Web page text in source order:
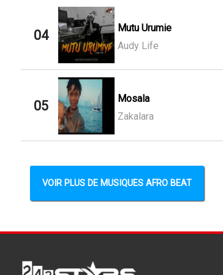
04
Mutu Urumie
Audy Life
05
Mosala
Zakalara
VOIR PLUS DE MUSIQUES AFRO BEAT